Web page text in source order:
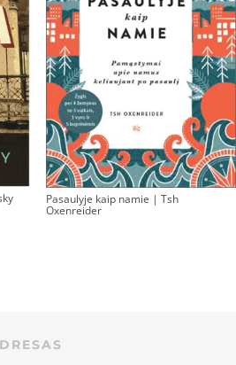
Pasaulyje kaip namie | Tsh
Oxenreider